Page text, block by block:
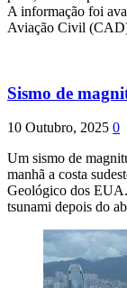
A informação foi
Aviação Civil
Sismo de
10 Outubro, 2025 0
Um sismo de
manhã a costa
Geológico dos
tsunami depois do